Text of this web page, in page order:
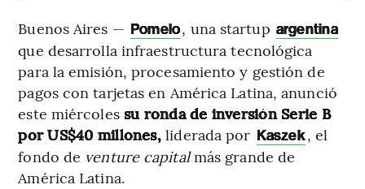
Buenos Aires — Pomelo, una startup argentina
que desarrolla infraestructura tecnológica
para la emisión, procesamiento y gestión de
pagos con tarjetas en América Latina, anunció
este miércoles su ronda de inversión Serie B
por US$40 millones,liderada por Kaszek, el
fondo de venture capitalmás grande de
América Latina.